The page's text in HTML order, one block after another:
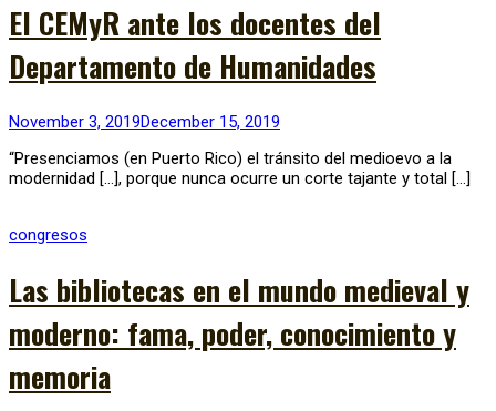
El CEMyR ante los docentes del
Departamento de Humanidades
November 3, 2019December 15, 2019
“Presenciamos (en Puerto Rico) el tránsito del medioevo a la
modernidad […], porque nunca ocurre un corte tajante y total […]
congresos
Las bibliotecas en el mundo medieval y
moderno: fama, poder, conocimiento y
memoria